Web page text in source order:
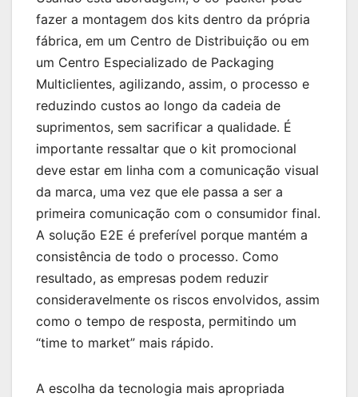
fazer a montagem dos kits dentro da própria
fábrica, em um Centro de Distribuição ou em
um Centro Especializado de Packaging
Multiclientes, agilizando, assim, o processo e
reduzindo custos ao longo da cadeia de
suprimentos, sem sacrificar a qualidade. É
importante ressaltar que o kit promocional
deve estar em linha com a comunicação visual
da marca, uma vez que ele passa a ser a
primeira comunicação com o consumidor final.
A solução E2E é preferível porque mantém a
consistência de todo o processo. Como
resultado, as empresas podem reduzir
consideravelmente os riscos envolvidos, assim
como o tempo de resposta, permitindo um
“time to market” mais rápido.
A escolha da tecnologia mais apropriada